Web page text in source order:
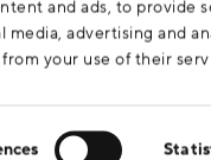
and ads, to provide
media, advertising and
your use of their